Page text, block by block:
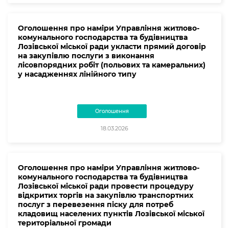
Оголошення про наміри Управління житлово-
комунального господарства та будівництва
Лозівської міської ради укласти прямий договір
на закупівлю послуги з виконання
лісовпорядних робіт (польових та камеральних)
у насадженнях лінійного типу
Оголошення
18.03.2026
Оголошення про наміри Управління житлово-
комунального господарства та будівництва
Лозівської міської ради провести процедуру
відкритих торгів на закупівлю транспортних
послуг з перевезення піску для потреб
кладовищ населених пунктів Лозівської міської
територіальної громади